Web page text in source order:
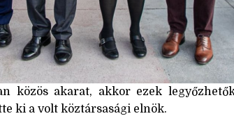
közös akarat, akkor ezek
ki a volt köztársasági elnök.